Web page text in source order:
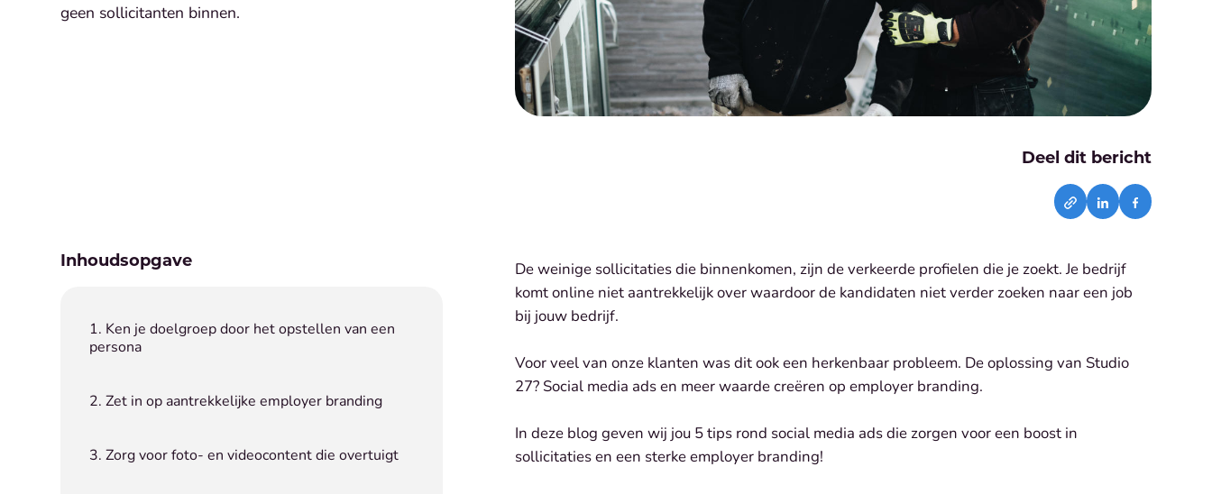
geen sollicitanten binnen.
Deel dit bericht
Inhoudsopgave
1. Ken je doelgroep door het opstellen van een
persona
2. Zet in op aantrekkelijke employer branding
3. Zorg voor foto- en videocontent die overtuigt
De weinige sollicitaties die binnenkomen, zijn de verkeerde profielen die je zoekt. Je bedrijf
komt online niet aantrekkelijk over waardoor de kandidaten niet verder zoeken naar een job
bij jouw bedrijf.
Voor veel van onze klanten was dit ook een herkenbaar probleem. De oplossing van Studio
27? Social media ads en meer waarde creëren op employer branding.
In deze blog geven wij jou 5 tips rond social media ads die zorgen voor een boost in
sollicitaties en een sterke employer branding!